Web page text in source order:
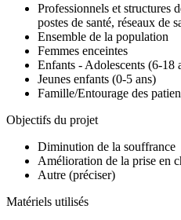
Professionnels et structures
postes de santé, réseaux de
Ensemble de la population
Femmes enceintes
Enfants - Adolescents (6-18
Jeunes enfants (0-5 ans)
Famille/Entourage des
Objectifs du projet
Diminution de la souffrance
Amélioration de la prise en
Autre (préciser)
Matériels utilisés